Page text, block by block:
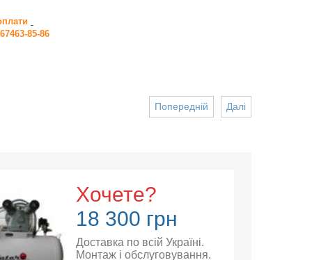
85-86
Далі
Попередній
Хочете?
18 300 грн
Доставка по всій Україні.
Монтаж і обслуговування.